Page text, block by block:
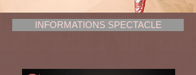
INFORMATIONS SPECTACLE